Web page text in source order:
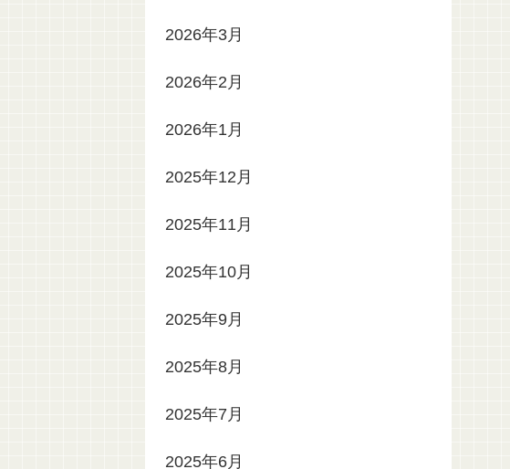
2026年3月
2026年2月
2026年1月
2025年12月
2025年11月
2025年10月
2025年9月
2025年8月
2025年7月
2025年6月